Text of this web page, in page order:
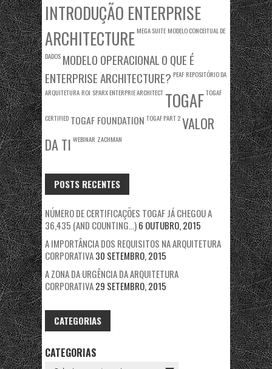
INTRODUÇÃO ENTERPRISE
ARCHITECTURE MEGA SUITE MODELO CONCEITUAL DE
DADOS MODELO OPERACIONALO QUE É
ENTERPRISE ARCHITECTURE? PEAF REPOSITÓRIO DA
ARQUITETURA ROI SPARX ENTERPRIE ARCHITECT TOGAFTOGAF
CERTIFIED TOGAF FOUNDATION TOGAF PART 2VALOR
DA TI WEBINAR ZACHMAN
POSTS RECENTES
NÚMERO DE CERTIFICAÇÕES TOGAF JÁ CHEGOU A
36,435 (AND COUNTING…)6 OUTUBRO, 2015
A IMPORTÂNCIA DOS REQUISITOS NA ARQUITETURA
CORPORATIVA30 SETEMBRO, 2015
A ZONA DA URGÊNCIA DA ARQUITETURA
CORPORATIVA29 SETEMBRO, 2015
CATEGORIAS
CATEGORIAS